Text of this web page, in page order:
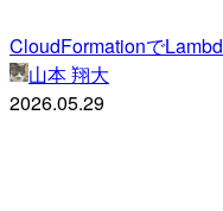
CloudFormationで
山本 翔大
2026.05.29